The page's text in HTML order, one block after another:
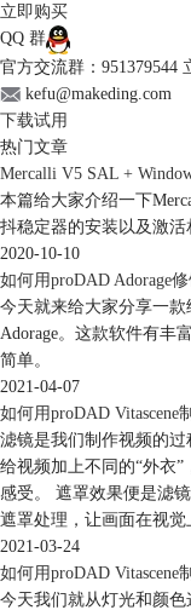
立即购买
QQ 群
官方交流群：951379544
kefu@makeding.com
下载试用
热门文章
Mercalli V5 SAL +
本篇给大家介绍一下
抖稳定器的安装以及激活
2020-10-10
如何用proDAD Adorage
今天就来给大家分享一
Adorage。这款软件有丰
简单。
2021-04-07
如何用proDAD Vitascene
滤镜是我们制作视频的
给视频加上不同的“外衣
感受。 遮罩效果便是滤
遮罩处理，让画面在视觉
2021-03-24
如何用proDAD Vitascene
今天我们就从灯光和颜